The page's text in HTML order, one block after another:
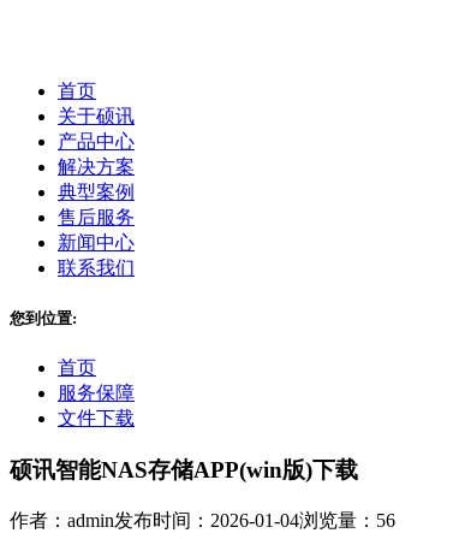
首页
关于硕讯
产品中心
解决方案
典型案例
售后服务
新闻中心
联系我们
您到位置:
首页
服务保障
文件下载
硕讯智能NAS存储APP(win版)下载
作者：admin发布时间：2026-01-04浏览量：56